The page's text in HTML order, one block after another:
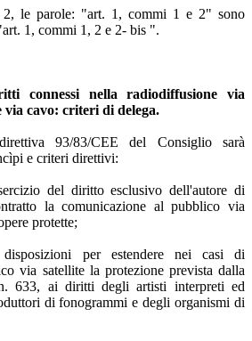
le parole: "art. 1, commi 1 e 2" sono
1, commi 1, 2 e 2- bis ".
connessi nella radiodiffusione via
via cavo: criteri di delega.
93/83/CEE del Consiglio sarà
e criteri direttivi:
del diritto esclusivo dell'autore di
la comunicazione al pubblico via
protette;
per estendere nei casi di
via satellite la protezione prevista dalla
633, ai diritti degli artisti interpreti ed
di fonogrammi e degli organismi di